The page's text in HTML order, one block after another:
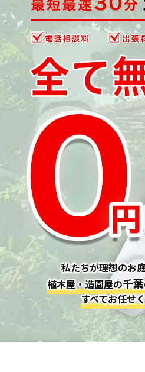
私たちが理想のお
植木屋・造園屋の千
すべてお任せ